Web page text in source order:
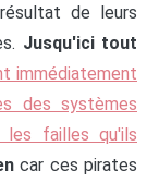
de leurs
Jusqu'ici tout
immédiatement
des systèmes
les failles qu'ils
car ces pirates